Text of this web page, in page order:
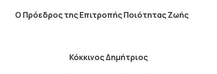
Ο Πρόεδροςτης Επιτροπής Ποιότητας Ζωής
Κόκκινος Δημήτριος